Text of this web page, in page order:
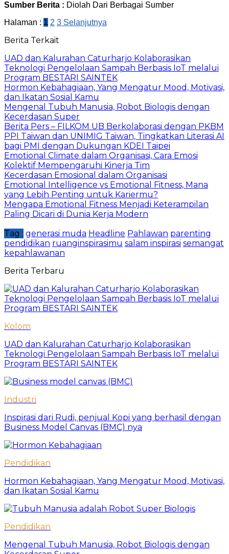
Sumber Berita : Diolah Dari Berbagai Sumber
Halaman : 1 2 3 Selanjutnya
Berita Terkait
UAD dan Kalurahan Caturharjo Kolaborasikan
Teknologi Pengelolaan Sampah Berbasis IoT melalui
Program BESTARI SAINTEK
Hormon Kebahagiaan, Yang Mengatur Mood, Motivasi,
dan Ikatan Sosial Kamu
Mengenal Tubuh Manusia, Robot Biologis dengan
Kecerdasan Super
Berita Pers – FILKOM UB Berkolaborasi dengan PKBM
PPI Taiwan dan UNIMIG Taiwan, Tingkatkan Literasi AI
bagi PMI dengan Dukungan KDEI Taipei
Emotional Climate dalam Organisasi, Cara Emosi
Kolektif Mempengaruhi Kinerja Tim
Kecerdasan Emosional dalam Organisasi
Emotional Intelligence vs Emotional Fitness, Mana
yang Lebih Penting untuk Kariermu?
Mengapa Emotional Fitness Menjadi Keterampilan
Paling Dicari di Dunia Kerja Modern
Tag : generasi muda Headline Pahlawan parenting
pendidikan ruanginspirasimu salam inspirasi semangat
kepahlawanan
Berita Terbaru
Kolom
UAD dan Kalurahan Caturharjo Kolaborasikan
Teknologi Pengelolaan Sampah Berbasis IoT melalui
Program BESTARI SAINTEK
Industri
Inspirasi dari Rudi, penjual Kopi yang berhasil dengan
Business Model Canvas (BMC) nya
Pendidikan
Hormon Kebahagiaan, Yang Mengatur Mood, Motivasi,
dan Ikatan Sosial Kamu
Pendidikan
Mengenal Tubuh Manusia, Robot Biologis dengan